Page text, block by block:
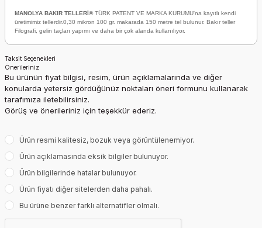
MANOLYA BAKIR TELLERİ®TÜRK PATENT VE MARKA KURUMU'na kayıtlı kendi
üretimimiz tellerdir.0,30 mikron 100 gr. makarada 150 metre tel bulunur. Bakır teller
Filografi, gelin taçları yapımı ve daha bir çok alanda kullanılıyor.
Taksit Seçenekleri
Önerileriniz
Bu ürünün fiyat bilgisi, resim, ürün açıklamalarında ve diğer
konularda yetersiz gördüğünüz noktaları öneri formunu kullanarak
tarafımıza iletebilirsiniz.
Görüş ve önerileriniz için teşekkür ederiz.
Ürün resmi kalitesiz, bozuk veya görüntülenemiyor.
Ürün açıklamasında eksik bilgiler bulunuyor.
Ürün bilgilerinde hatalar bulunuyor.
Ürün fiyatı diğer sitelerden daha pahalı.
Bu ürüne benzer farklı alternatifler olmalı.